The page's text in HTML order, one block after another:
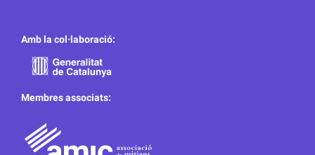
Amb la col·laboració:
Membres associats: